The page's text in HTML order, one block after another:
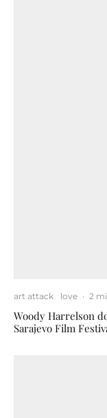
art attack love · 2
Woody Harrelson
Sarajevo Film